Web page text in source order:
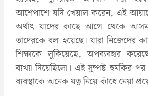
আশেপাশে যদি খেয়াল করেন, এই
অর্থাৎ যাদের কাছে আগে থেকে
তাদেরকে বলা হয়েছে। যারা নিজেদের
শিক্ষাকে লুকিয়েছে, অপব্যবহার
ব্যখ্যা দিয়েছিলো। এই সুষ্পষ্ট হুমকির
ব্যবস্থাকে অনেক যত্ন নিয়ে কাঁধে নেয়া